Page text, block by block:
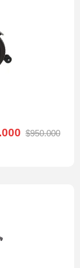
$950.000